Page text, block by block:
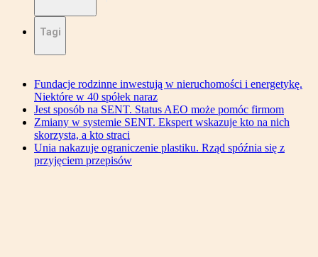
Tagi
Fundacje rodzinne inwestują w nieruchomości i energetykę.
Niektóre w 40 spółek naraz
Jest sposób na SENT. Status AEO może pomóc firmom
Zmiany w systemie SENT. Ekspert wskazuje kto na nich
skorzysta, a kto straci
Unia nakazuje ograniczenie plastiku. Rząd spóźnia się z
przyjęciem przepisów